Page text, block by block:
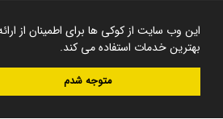
این وب سایت از کوکی ها برای اطمینان از
بهترین خدمات استفاده می کند.
متوجه شدم
سامانه مدیریت نشریات علمی.طراحی و